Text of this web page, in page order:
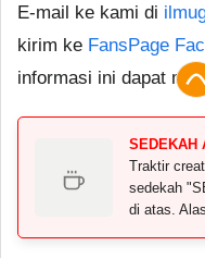
E-mail ke kami di
kirim ke FansPage
informasi ini dapat
SEDEKAH
Traktir
sedekah
di atas.